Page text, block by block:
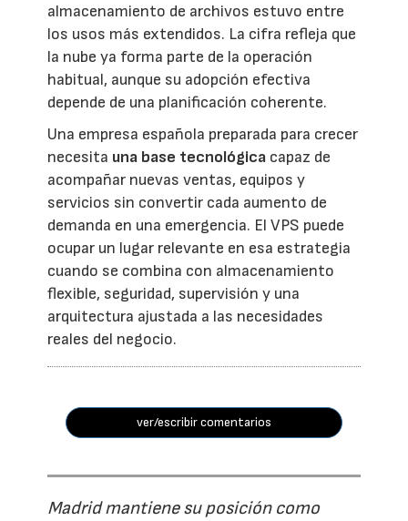
almacenamiento de archivos estuvo entre
los usos más extendidos. La cifra refleja que
la nube ya forma parte de la operación
habitual, aunque su adopción efectiva
depende de una planificación coherente.
Una empresa española preparada para crecer
necesita una base tecnológica capaz de
acompañar nuevas ventas, equipos y
servicios sin convertir cada aumento de
demanda en una emergencia. El VPS puede
ocupar un lugar relevante en esa estrategia
cuando se combina con almacenamiento
flexible, seguridad, supervisión y una
arquitectura ajustada a las necesidades
reales del negocio.
ver/escribir comentarios
Madrid mantiene su posición como